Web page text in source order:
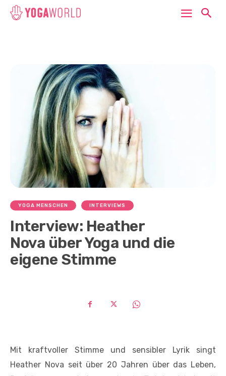
YOGA MENSCHEN INTERVIEWS
Interview: Heather
Nova über Yoga und die
eigene Stimme
Mit kraftvoller Stimme und sensibler Lyrik singt
Heather Nova seit über 20 Jahren über das Leben,